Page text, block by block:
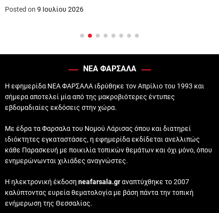
Posted on 9 Ιουλίου 2026
ΝΕΑ ΦΑΡΣΑΛΑ
Η εφημερίδα ΝΕΑ ΦΑΡΣΑΛΑ ιδρύθηκε τον Απρίλιο του 1993 και
σήμερα αποτελεί μία από της μακροβιότερες έντυπες
εβδομαδιαίες εκδόσεις στην χώρα.
Με έδρα τα Φαρσαλα του Νομού Λάρισας όπου και διατηρεί
ιδιόκτητες εγκαταστάσες, η εφημερίδα εκδίδεται ανελλιπώς
κάθε Παρασκευή με ποικιλία τοπικών θεμάτων και όχι μόνο, όπου
ενημερώνωνται χιλιάδες αναγνώστες.
Η ηλεκτρονική έκδοση neafarsala.grαναπτύχθηκε το 2007
καλύπτοντας ευρεία θεματολογία με βάση πάντα την τοπική
ενήμερωση της Θεσσαλίας.